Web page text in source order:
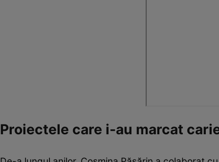
Proiectele care i-au marcat